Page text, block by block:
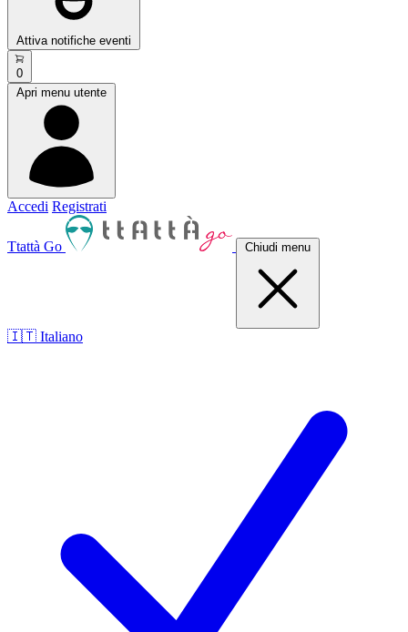
Attiva notifiche eventi
0
Apri menu utente
Accedi Registrati
Ttattà Go Chiudi menu
🇮🇹 Italiano